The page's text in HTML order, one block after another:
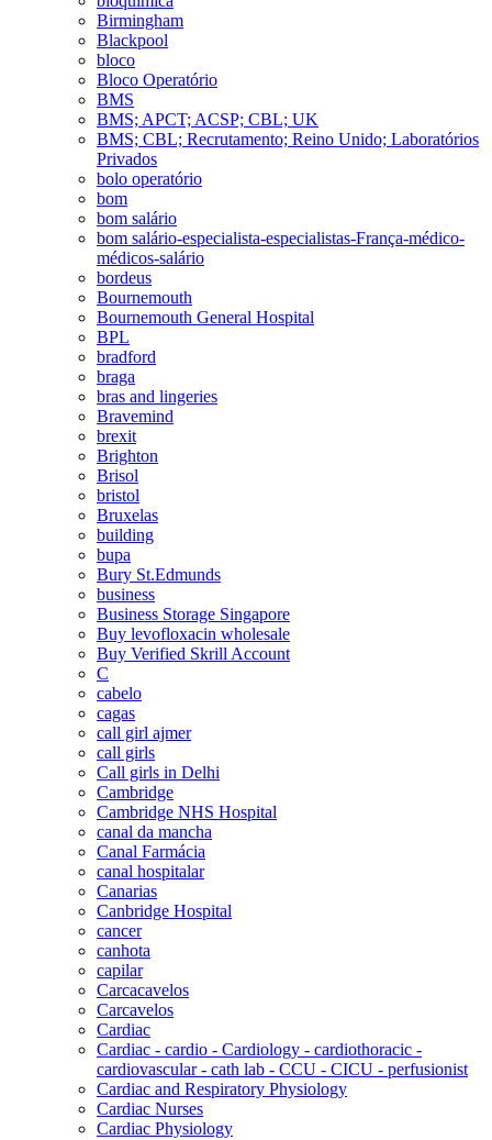
Birmingham
Blackpool
bloco
Bloco Operatório
BMS
BMS; APCT; ACSP; CBL; UK
BMS; CBL; Recrutamento; Reino Unido; Laboratórios
Privados
bolo operatório
bom
bom salário
bom salário-especialista-especialistas-França-médico-
médicos-salário
bordeus
Bournemouth
Bournemouth General Hospital
BPL
bradford
braga
bras and lingeries
Bravemind
brexit
Brighton
Brisol
bristol
Bruxelas
building
bupa
Bury St.Edmunds
business
Business Storage Singapore
Buy levofloxacin wholesale
Buy Verified Skrill Account
C
cabelo
cagas
call girl ajmer
call girls
Call girls in Delhi
Cambridge
Cambridge NHS Hospital
canal da mancha
Canal Farmácia
canal hospitalar
Canarias
Canbridge Hospital
cancer
canhota
capilar
Carcacavelos
Carcavelos
Cardiac
Cardiac - cardio - Cardiology - cardiothoracic -
cardiovascular - cath lab - CCU - CICU - perfusionist
Cardiac and Respiratory Physiology
Cardiac Nurses
Cardiac Physiology